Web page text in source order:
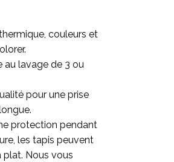
couleurs et
au lavage de 3 ou
pour une prise
protection pendant
les tapis peuvent
plat. Nous vous